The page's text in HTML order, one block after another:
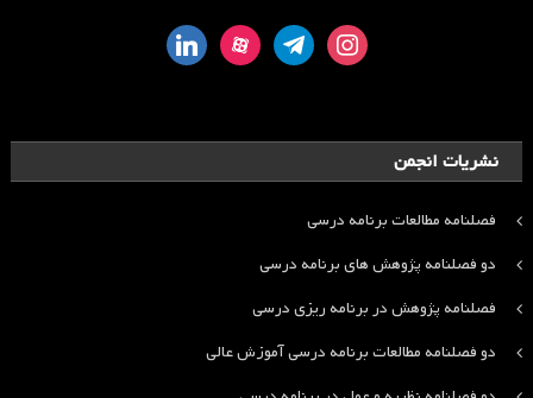
instagram
telegram
aparat
linkedin
نشریات انجمن
فصلنامه مطالعات برنامه درسی
دو فصلنامه پژوهش های برنامه درسی
فصلنامه پژوهش در برنامه ریزی درسی
دو فصلنامه مطالعات برنامه درسی آموزش عالی